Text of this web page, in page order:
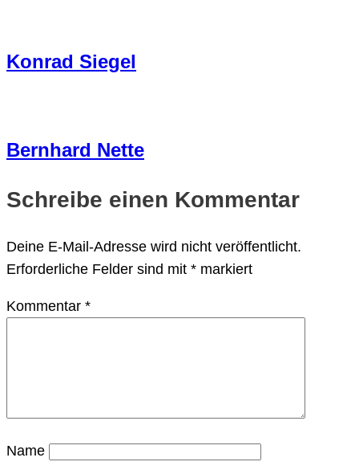
Konrad Siegel
Bernhard Nette
Schreibe einen Kommentar
Deine E-Mail-Adresse wird nicht veröffentlicht.
Erforderliche Felder sind mit * markiert
Kommentar *
Name